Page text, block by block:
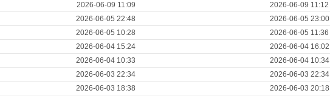
2026-06-09 11:09 2026-06-09 11:12
2026-06-05 22:48 2026-06-05 23:00
2026-06-05 10:28 2026-06-05 11:36
2026-06-04 15:24 2026-06-04 16:02
2026-06-04 10:33 2026-06-04 10:34
2026-06-03 22:34 2026-06-03 22:34
2026-06-03 18:38 2026-06-03 20:18